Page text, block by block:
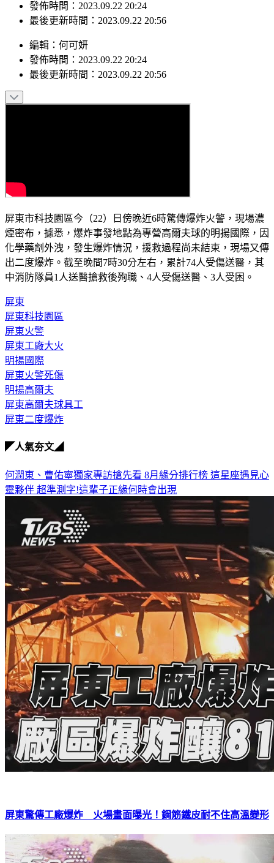
發佈時間：2023.09.22 20:24
最後更新時間：2023.09.22 20:56
編輯 ： 何可妍
發佈時間： 2023.09.22 20:24
最後更新時間： 2023.09.22 20:56
屏東市科技園區今（22）日傍晚近6時驚傳爆炸火警，現場濃
煙密布，據悉，爆炸事發地點為專營高爾夫球的明揚國際，因
化學藥劑外洩，發生爆炸情況，援救過程尚未結束，現場又傳
出二度爆炸。截至晚間7時30分左右，累計74人受傷送醫，其
中消防隊員1人送醫搶救後殉職、4人受傷送醫、3人受困。
屏東
屏東科技園區
屏東火警
屏東工廠大火
明揚國際
屏東火警死傷
明揚高爾夫
屏東高爾夫球具工
屏東二度爆炸
◤人氣夯文◢
何潤東、曹佑寧獨家專訪搶先看 8月緣分排行榜 這星座遇見心
靈夥伴 超準測字!這輩子正緣何時會出現
屏東驚傳工廠爆炸 火場畫面曝光！鋼筋鐵皮耐不住高溫變形